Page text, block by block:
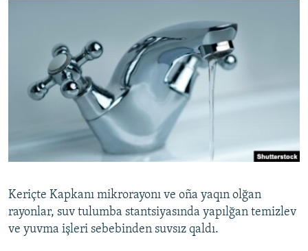
SÜRET
BLOGLAR
Русский
Українською
QOŞULIÑIZ!
Keriçte Kapkanı mikrorayonı ve oña yaqın olğan
rayonlar, suv tulumba stantsiyasında yapılğan temizlev
ve yuvma işleri sebebinden suvsız qaldı.